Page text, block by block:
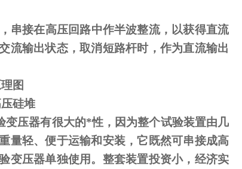
串接在高压回路中作半波整流，以获得直流
流输出状态，取消短路杆时，作为直流输出
图
硅堆
变压器有很大的*性，因为整个试验装置由几
量轻、便于运输和安装，它既然可串接成高
变压器单独使用。整套装置投资小，经济实